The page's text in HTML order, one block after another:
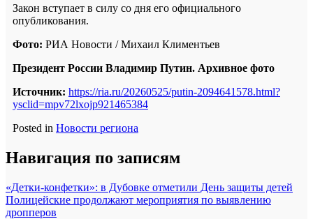
Закон вступает в силу со дня его официального
опубликования.
Фото: РИА Новости / Михаил Климентьев
Президент России Владимир Путин. Архивное фото
Источник: https://ria.ru/20260525/putin-2094641578.html?
ysclid=mpv72lxojp921465384
Posted in Новости региона
Навигация по записям
«Детки-конфетки»: в Дубовке отметили День защиты детей
Полицейские продолжают мероприятия по выявлению
дропперов